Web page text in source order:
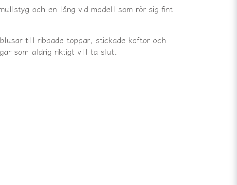
och en lång vid modell som rör sig fint
till ribbade toppar, stickade koftor och
som aldrig riktigt vill ta slut.